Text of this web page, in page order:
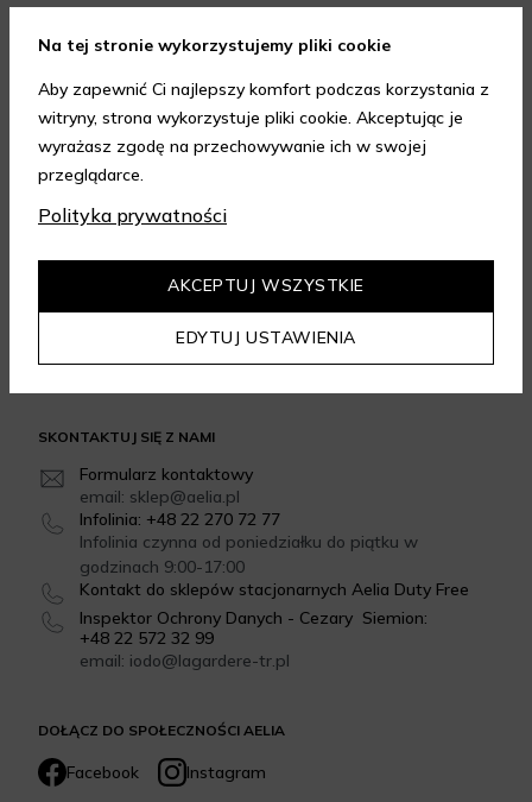
DOŁĄCZ DO SPOŁECZNOŚCI AELIA
Facebook
Instagram
SKONTAKTUJ SIĘ Z NAMI
Formularz kontaktowy
email: sklep@aelia.pl
Infolinia: +48 22 270 72 77
Infolinia czynna od poniedziałku do piątku w
godzinach 9:00-17:00
Kontakt do sklepów stacjonarnych Aelia Duty Free
Inspektor Ochrony Danych - Cezary Siemion:
+48 22 572 32 99
email: iodo@lagardere-tr.pl
FORMY DOSTAWY
GWARANCJA JAKOŚCI
Na tej stronie wykorzystujemy pliki cookie
Aby zapewnić Ci najlepszy komfort podczas korzystania z
witryny, strona wykorzystuje pliki cookie. Akceptując je
wyrażasz zgodę na przechowywanie ich w swojej
przeglądarce.
Polityka prywatności
EDYTUJ USTAWIENIA
AKCEPTUJ WSZYSTKIE